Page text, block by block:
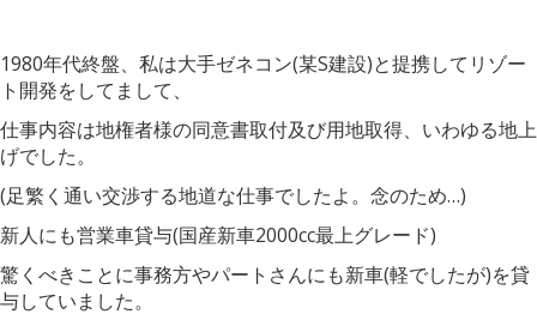
1980年代終盤、私は大手ゼネコン(某S建設)と提携してリゾー
ト開発をしてまして、
仕事内容は地権者様の同意書取付及び用地取得、いわゆる地上
げでした。
(足繁く通い交渉する地道な仕事でしたよ。念のため…)
新人にも営業車貸与(国産新車2000cc最上グレード)
驚くべきことに事務方やパートさんにも新車(軽でしたが)を貸
与していました。